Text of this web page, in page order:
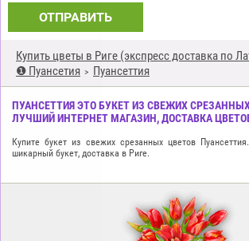
Купить цветы в Риге (экспресс доставка по
❶ Пуансетия
Пуансеттия
ПУАНСЕТТИЯ ЭТО БУКЕТ ИЗ СВЕЖИХ СРЕЗАННЫХ
ЛУЧШИЙ ИНТЕРНЕТ МАГАЗИН, ДОСТАВКА
Купите букет из свежих срезанных цветов
шикарный букет, доставка в Риге.
ОТПРАВИТЬ